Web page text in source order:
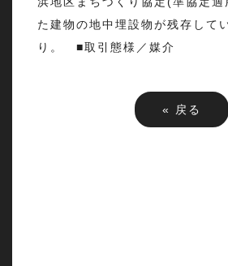
た建物の地中埋設物が残存して
り。 ■取引態様／媒介
« 戻る